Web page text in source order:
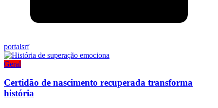
portalsrf
Geral
Certidão de nascimento recuperada transforma
história